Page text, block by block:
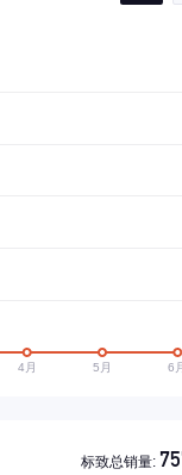
标致总销量: